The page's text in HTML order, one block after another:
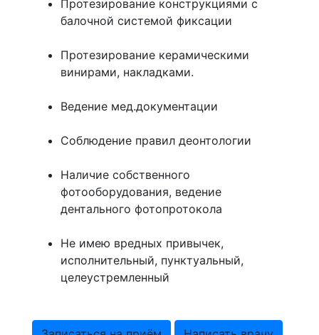
Протезирование конструкциями с
балочной системой фиксации
Протезирование керамическими
винирами, накладками.
Ведение мед.документации
Соблюдение правил деонтологии
Наличие собственного
фотооборудования, ведение
дентального фотопротокола
Не имею вредных привычек,
исполнительный, пунктуальный,
целеустремленный